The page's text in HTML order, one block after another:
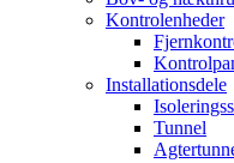
Kontrolenheder
Installationsdele
Tunnel